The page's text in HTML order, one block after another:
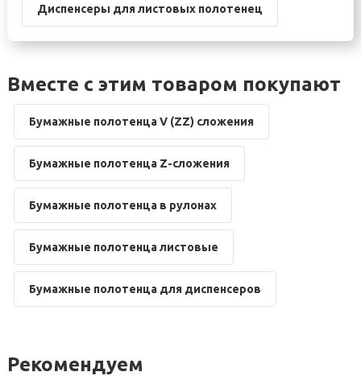
Диспенсеры для листовых полотенец
Вместе с этим товаром покупают
Бумажные полотенца V (ZZ) сложения
Бумажные полотенца Z-сложения
Бумажные полотенца в рулонах
Бумажные полотенца листовые
Бумажные полотенца для диспенсеров
Рекомендуем